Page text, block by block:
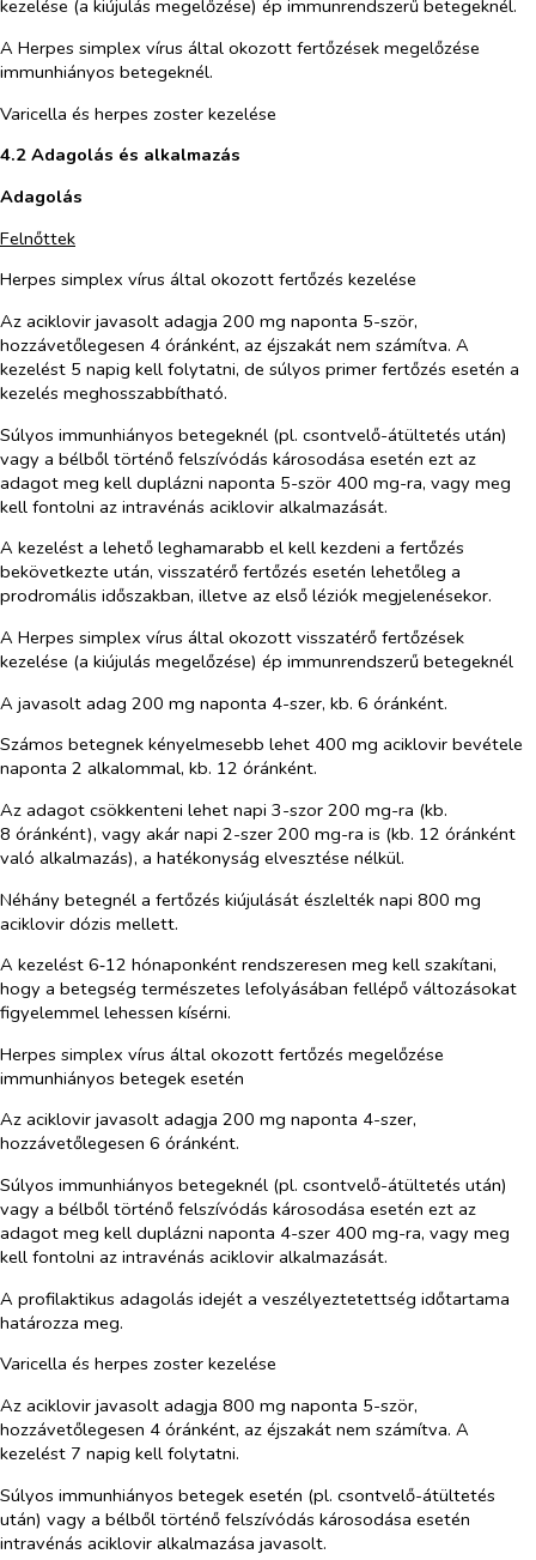
kezelése (a kiújulás megelőzése) ép immunrendszerű betegeknél.
A Herpes simplex vírus által okozott fertőzések megelőzése
immunhiányos betegeknél.
Varicella és herpes zoster kezelése
4.2 Adagolás és alkalmazás
Adagolás
Felnőttek
Herpes simplex vírus által okozott fertőzés kezelése
Az aciklovir javasolt adagja 200 mg naponta 5-ször,
hozzávetőlegesen 4 óránként, az éjszakát nem számítva. A
kezelést 5 napig kell folytatni, de súlyos primer fertőzés esetén a
kezelés meghosszabbítható.
Súlyos immunhiányos betegeknél (pl. csontvelő-átültetés után)
vagy a bélből történő felszívódás károsodása esetén ezt az
adagot meg kell duplázni naponta 5-ször 400 mg-ra, vagy meg
kell fontolni az intravénás aciklovir alkalmazását.
A kezelést a lehető leghamarabb el kell kezdeni a fertőzés
bekövetkezte után, visszatérő fertőzés esetén lehetőleg a
prodromális időszakban, illetve az első léziók megjelenésekor.
A Herpes simplex vírus által okozott visszatérő fertőzések
kezelése (a kiújulás megelőzése) ép immunrendszerű betegeknél
A javasolt adag 200 mg naponta 4-szer, kb. 6 óránként.
Számos betegnek kényelmesebb lehet 400 mg aciklovir bevétele
naponta 2 alkalommal, kb. 12 óránként.
Az adagot csökkenteni lehet napi 3-szor 200 mg-ra (kb.
8 óránként), vagy akár napi 2-szer 200 mg-ra is (kb. 12 óránként
való alkalmazás), a hatékonyság elvesztése nélkül.
Néhány betegnél a fertőzés kiújulását észlelték napi 800 mg
aciklovir dózis mellett.
A kezelést 6‑12 hónaponként rendszeresen meg kell szakítani,
hogy a betegség természetes lefolyásában fellépő változásokat
figyelemmel lehessen kísérni.
Herpes simplex vírus által okozott fertőzés megelőzése
immunhiányos betegek esetén
Az aciklovir javasolt adagja 200 mg naponta 4-szer,
hozzávetőlegesen 6 óránként.
Súlyos immunhiányos betegeknél (pl. csontvelő-átültetés után)
vagy a bélből történő felszívódás károsodása esetén ezt az
adagot meg kell duplázni naponta 4-szer 400 mg-ra, vagy meg
kell fontolni az intravénás aciklovir alkalmazását.
A profilaktikus adagolás idejét a veszélyeztetettség időtartama
határozza meg.
Varicella és herpes zoster kezelése
Az aciklovir javasolt adagja 800 mg naponta 5-ször,
hozzávetőlegesen 4 óránként, az éjszakát nem számítva. A
kezelést 7 napig kell folytatni.
Súlyos immunhiányos betegek esetén (pl. csontvelő-átültetés
után) vagy a bélből történő felszívódás károsodása esetén
intravénás aciklovir alkalmazása javasolt.